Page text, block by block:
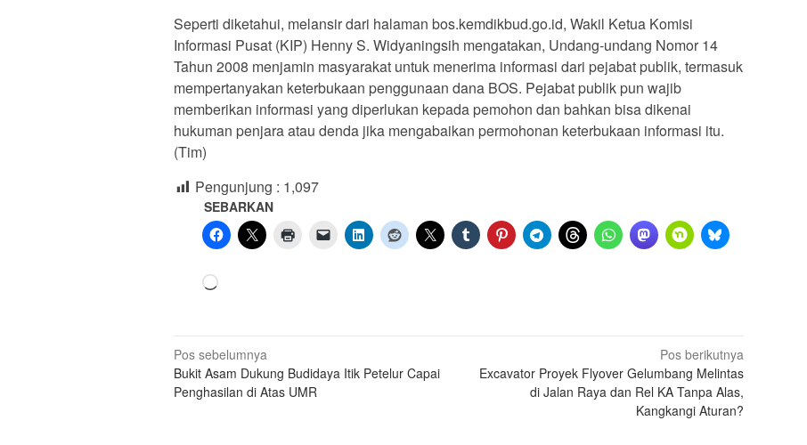
Seperti diketahui, melansir dari halaman bos.kemdikbud.go.id, Wakil Ketua Komisi
Informasi Pusat (KIP) Henny S. Widyaningsih mengatakan, Undang-undang Nomor 14
Tahun 2008 menjamin masyarakat untuk menerima informasi dari pejabat publik, termasuk
mempertanyakan keterbukaan penggunaan dana BOS. Pejabat publik pun wajib
memberikan informasi yang diperlukan kepada pemohon dan bahkan bisa dikenai
hukuman penjara atau denda jika mengabaikan permohonan keterbukaan informasi itu.
(Tim)
Pengunjung : 1,097
SEBARKAN
Navigasi
pos
Pos sebelumnya
Bukit Asam Dukung Budidaya Itik Petelur Capai
Penghasilan di Atas UMR
Pos berikutnya
Excavator Proyek Flyover Gelumbang Melintas
di Jalan Raya dan Rel KA Tanpa Alas,
Kangkangi Aturan?